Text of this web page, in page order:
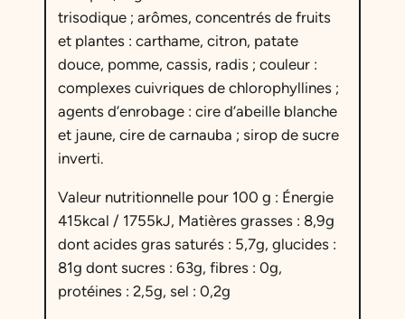
trisodique ; arômes, concentrés de fruits
et plantes : carthame, citron, patate
douce, pomme, cassis, radis ; couleur :
complexes cuivriques de chlorophyllines ;
agents d’enrobage : cire d’abeille blanche
et jaune, cire de carnauba ; sirop de sucre
inverti.
Valeur nutritionnelle pour 100 g : Énergie
415kcal / 1755kJ, Matières grasses : 8,9g
dont acides gras saturés : 5,7g, glucides :
81g dont sucres : 63g, fibres : 0g,
protéines : 2,5g, sel : 0,2g